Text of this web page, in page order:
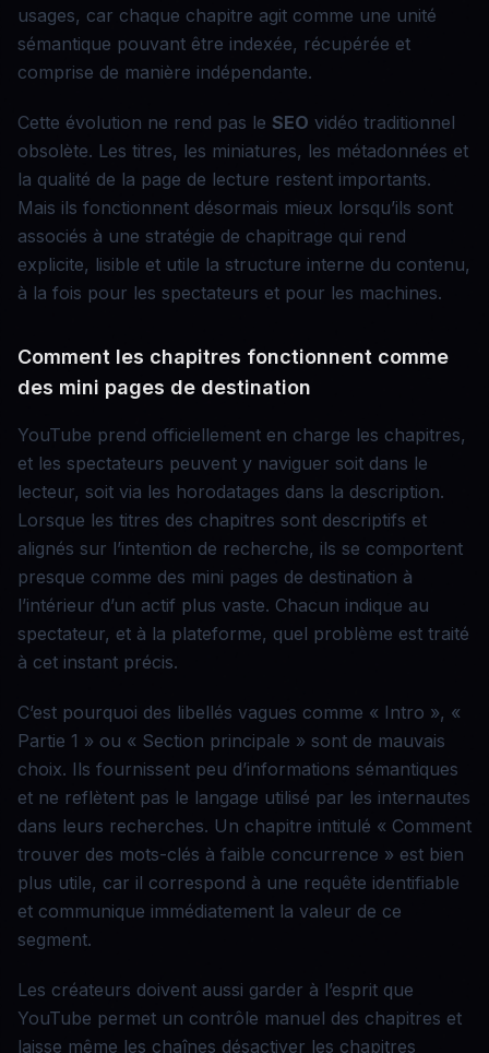
usages, car chaque chapitre agit comme une unité
sémantique pouvant être indexée, récupérée et
comprise de manière indépendante.
Cette évolution ne rend pas le SEO vidéo traditionnel
obsolète. Les titres, les miniatures, les métadonnées et
la qualité de la page de lecture restent importants.
Mais ils fonctionnent désormais mieux lorsqu’ils sont
associés à une stratégie de chapitrage qui rend
explicite, lisible et utile la structure interne du contenu,
à la fois pour les spectateurs et pour les machines.
Comment les chapitres fonctionnent comme
des mini pages de destination
YouTube prend officiellement en charge les chapitres,
et les spectateurs peuvent y naviguer soit dans le
lecteur, soit via les horodatages dans la description.
Lorsque les titres des chapitres sont descriptifs et
alignés sur l’intention de recherche, ils se comportent
presque comme des mini pages de destination à
l’intérieur d’un actif plus vaste. Chacun indique au
spectateur, et à la plateforme, quel problème est traité
à cet instant précis.
C’est pourquoi des libellés vagues comme « Intro », «
Partie 1 » ou « Section principale » sont de mauvais
choix. Ils fournissent peu d’informations sémantiques
et ne reflètent pas le langage utilisé par les internautes
dans leurs recherches. Un chapitre intitulé « Comment
trouver des mots-clés à faible concurrence » est bien
plus utile, car il correspond à une requête identifiable
et communique immédiatement la valeur de ce
segment.
Les créateurs doivent aussi garder à l’esprit que
YouTube permet un contrôle manuel des chapitres et
laisse même les chaînes désactiver les chapitres